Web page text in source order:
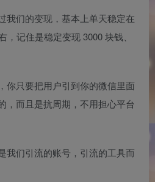
我们的变现，基本上单天稳定在
，记住是稳定变现 3000 块钱、
你只要把用户引到你的微信里面
，而且是抗周期，不用担心平台
我们引流的账号，引流的工具而